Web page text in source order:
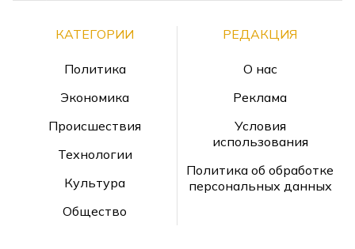
КАТЕГОРИИ
Политика
Экономика
Происшествия
Технологии
Культура
Общество
РЕДАКЦИЯ
О нас
Реклама
Условия
использования
Политика об обработке
персональных данных